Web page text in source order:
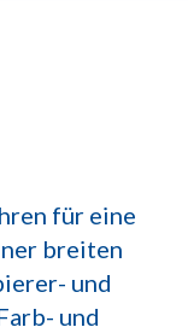
für eine
breiten
und
und